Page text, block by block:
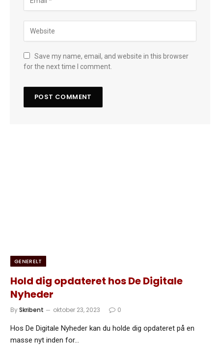
Save my name, email, and website in this browser
for the next time I comment.
GENERELT
Hold dig opdateret hos De Digitale
Nyheder
BySkribent oktober 23, 2023 0
Hos De Digitale Nyheder kan du holde dig opdateret på en
masse nyt inden for…